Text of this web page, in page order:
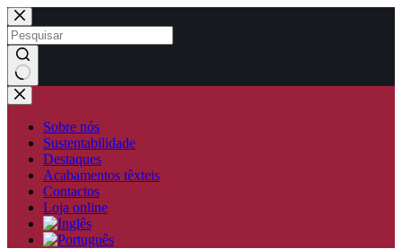
Pular
para
o
conteúdo
Sem
resultados
Sobre nós
Sustentabilidade
Destaques
Acabamentos têxteis
Contactos
Loja online